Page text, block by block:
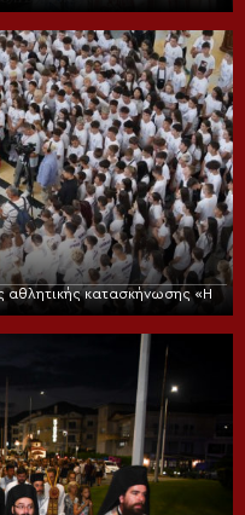
αθλητικής κατασκήνωσης «Η